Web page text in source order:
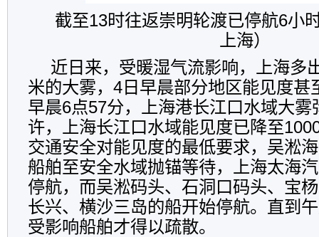
截至13时往返崇明轮渡已停航6小
上海）
近日来，受暖湿气流影响，上海多
米的大雾，4日早晨部分地区能见度甚
早晨6点57分，上海港长江口水域大雾
许，上海长江口水域能见度已降至
交通安全对能见度的最低要求，吴淞
船舶至安全水域抛锚等待，上海太海
停航，而吴淞码头、石洞口码头、宝
长兴、横沙三岛的船开始停航。直到
受影响船舶才得以疏散。